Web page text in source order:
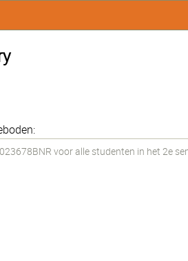
voor alle studenten in het 2e